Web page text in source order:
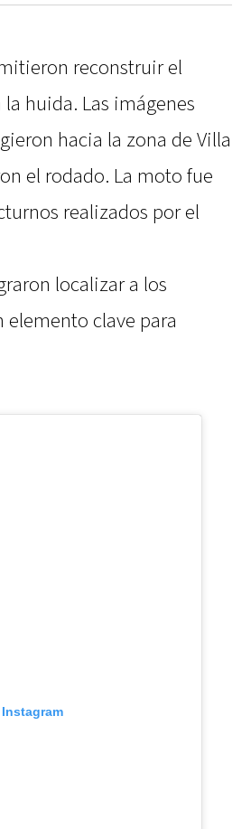
reconstruir el
huida. Las imágenes
hacia la zona de Villa
el rodado. La moto fue
realizados por el
localizar a los
elemento clave para